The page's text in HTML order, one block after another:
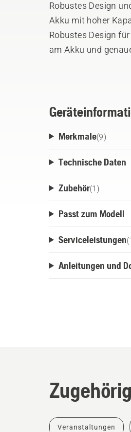
Robustes Design
Akku mit hoher
Robustes Design
am Akku und
eingesetzt wird, um
Merkmale(9)
Technische Daten
Zubehör(1 )
Passt zum Modell
Serviceleistungen(1
Anleitungen und
Veranstaltungen